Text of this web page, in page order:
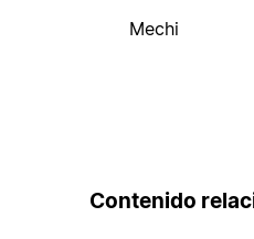
Mechi
Contenido